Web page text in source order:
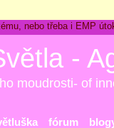
nebo třeba i EMP
-
moudrosti- of
fórum